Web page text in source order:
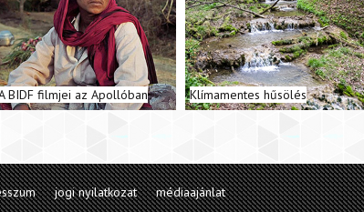
BIDF filmjei az Apollóban Klímamentes hűsölés
jogi nyilatkozat médiaajánlat